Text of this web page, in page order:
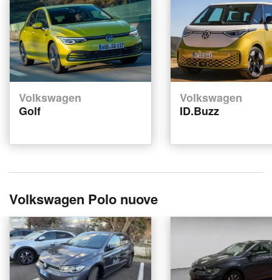
Volkswagen
Golf
Volkswagen
ID.Buzz
Volkswagen Polo nuove